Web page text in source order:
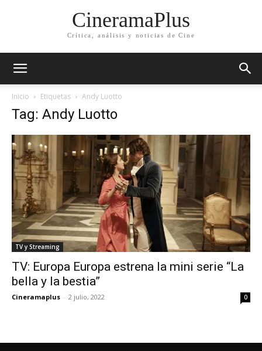
CineramaPlus
Crítica, análisis y noticias de Cine
Inicio Etiquetas Andy Luotto
Tag: Andy Luotto
TV y Streaming
TV: Europa Europa estrena la mini serie “La
bella y la bestia”
Cineramaplus - 2 julio, 2022 0